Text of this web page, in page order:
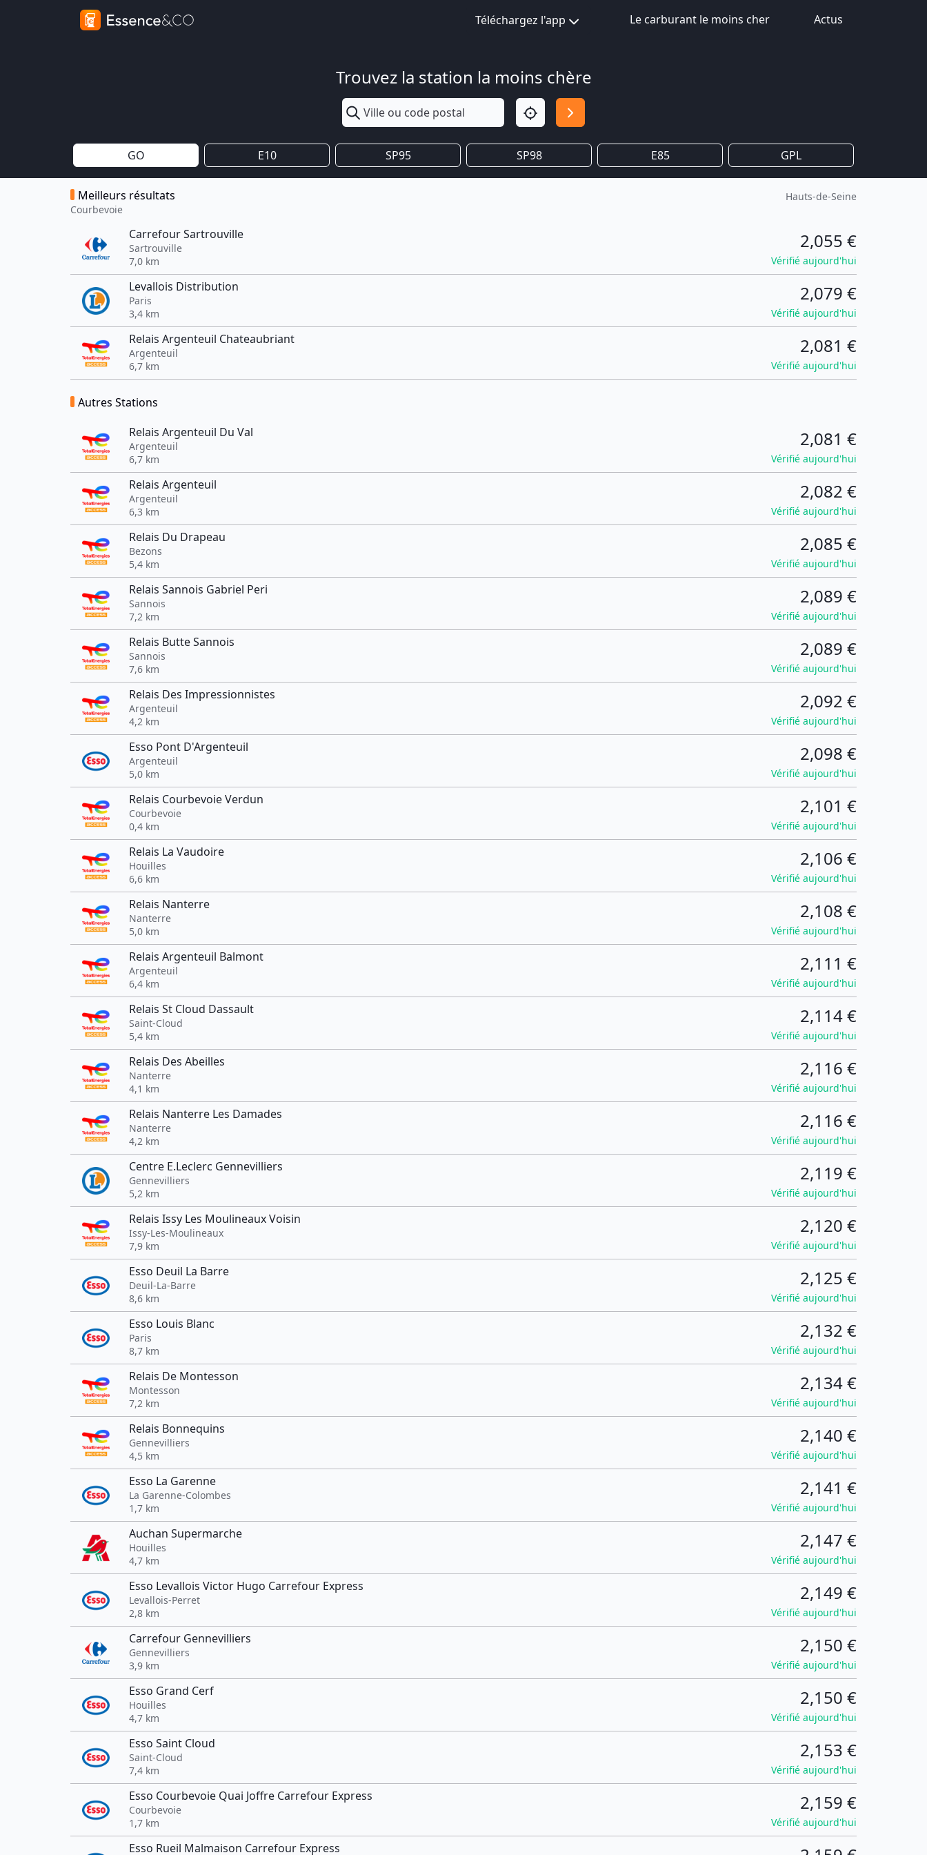
Téléchargez l'app Le carburant le moins cher Actus
Trouvez la station la moins chère
GO E10 SP95 SP98 E85 GPL
Meilleurs résultats
Courbevoie
Hauts-de-Seine
Carrefour Sartrouville
Sartrouville
7,0 km
2,055 €
Vérifié aujourd'hui
Levallois Distribution
Paris
3,4 km
2,079 €
Vérifié aujourd'hui
Relais Argenteuil Chateaubriant
Argenteuil
6,7 km
2,081 €
Vérifié aujourd'hui
Autres Stations
Relais Argenteuil Du Val
Argenteuil
6,7 km
2,081 €
Vérifié aujourd'hui
Relais Argenteuil
Argenteuil
6,3 km
2,082 €
Vérifié aujourd'hui
Relais Du Drapeau
Bezons
5,4 km
2,085 €
Vérifié aujourd'hui
Relais Sannois Gabriel Peri
Sannois
7,2 km
2,089 €
Vérifié aujourd'hui
Relais Butte Sannois
Sannois
7,6 km
2,089 €
Vérifié aujourd'hui
Relais Des Impressionnistes
Argenteuil
4,2 km
2,092 €
Vérifié aujourd'hui
Esso Pont D'Argenteuil
Argenteuil
5,0 km
2,098 €
Vérifié aujourd'hui
Relais Courbevoie Verdun
Courbevoie
0,4 km
2,101 €
Vérifié aujourd'hui
Relais La Vaudoire
Houilles
6,6 km
2,106 €
Vérifié aujourd'hui
Relais Nanterre
Nanterre
5,0 km
2,108 €
Vérifié aujourd'hui
Relais Argenteuil Balmont
Argenteuil
6,4 km
2,111 €
Vérifié aujourd'hui
Relais St Cloud Dassault
Saint-Cloud
5,4 km
2,114 €
Vérifié aujourd'hui
Relais Des Abeilles
Nanterre
4,1 km
2,116 €
Vérifié aujourd'hui
Relais Nanterre Les Damades
Nanterre
4,2 km
2,116 €
Vérifié aujourd'hui
Centre E.Leclerc Gennevilliers
Gennevilliers
5,2 km
2,119 €
Vérifié aujourd'hui
Relais Issy Les Moulineaux Voisin
Issy-Les-Moulineaux
7,9 km
2,120 €
Vérifié aujourd'hui
Esso Deuil La Barre
Deuil-La-Barre
8,6 km
2,125 €
Vérifié aujourd'hui
Esso Louis Blanc
Paris
8,7 km
2,132 €
Vérifié aujourd'hui
Relais De Montesson
Montesson
7,2 km
2,134 €
Vérifié aujourd'hui
Relais Bonnequins
Gennevilliers
4,5 km
2,140 €
Vérifié aujourd'hui
Esso La Garenne
La Garenne-Colombes
1,7 km
2,141 €
Vérifié aujourd'hui
Auchan Supermarche
Houilles
4,7 km
2,147 €
Vérifié aujourd'hui
Esso Levallois Victor Hugo Carrefour Express
Levallois-Perret
2,8 km
2,149 €
Vérifié aujourd'hui
Carrefour Gennevilliers
Gennevilliers
3,9 km
2,150 €
Vérifié aujourd'hui
Esso Grand Cerf
Houilles
4,7 km
2,150 €
Vérifié aujourd'hui
Esso Saint Cloud
Saint-Cloud
7,4 km
2,153 €
Vérifié aujourd'hui
Esso Courbevoie Quai Joffre Carrefour Express
Courbevoie
1,7 km
2,159 €
Vérifié aujourd'hui
Esso Rueil Malmaison Carrefour Express